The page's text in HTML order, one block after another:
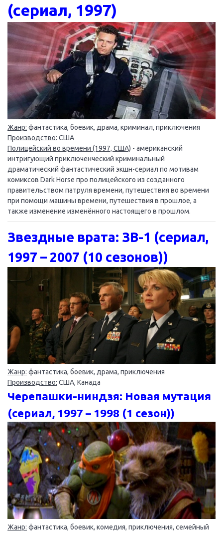
(сериал, 1997)
Жанр: фантастика, боевик, драма, криминал, приключения
Производство: США
Полицейский во времени (1997, США) - американский
интригующий приключенческий криминальный
драматический фантастический экшн-сериал по мотивам
комиксов Dark Horse про полицейского из созданного
правительством патруля времени, путешествия во времени
при помощи машины времени, путешествия в прошлое, а
также изменение изменённого настоящего в прошлом.
Звездные врата: ЗВ-1 (сериал,
1997 – 2007 (10 сезонов))
Жанр: фантастика, боевик, драма, приключения
Производство: США, Канада
Черепашки-ниндзя: Новая мутация
(сериал, 1997 – 1998 (1 сезон))
Жанр: фантастика, боевик, комедия, приключения, семейный